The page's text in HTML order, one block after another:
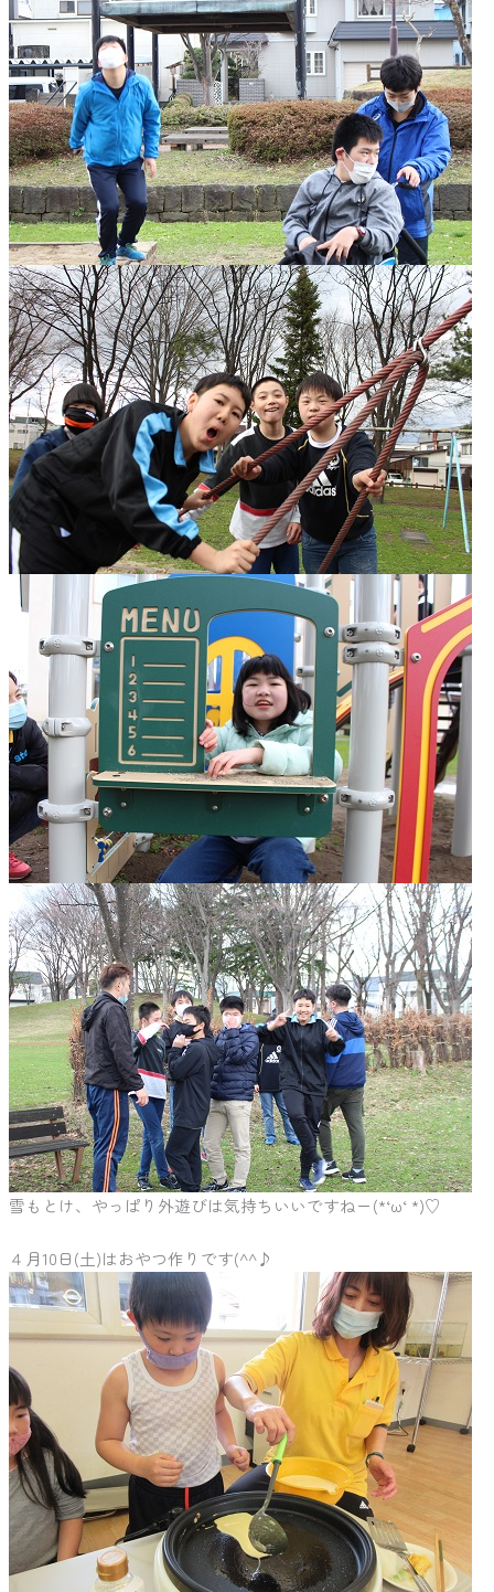
雪もとけ、やっぱり外遊びは気持ちいいですねー(*‘ω‘ *)♡
４月10日(土)はおやつ作りです(^^♪